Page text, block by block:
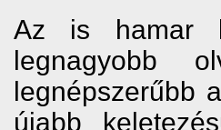
Az is hamar
legnagyobb
legnépszerűbb
újabb